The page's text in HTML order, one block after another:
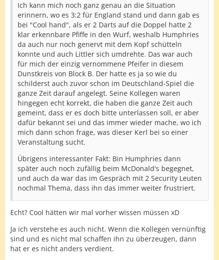
Ich kann mich noch ganz genau an die Situation
erinnern, wo es 3:2 für England stand und dann gab es
bei "Cool hand", als er 2 Darts auf die Doppel hatte 2
klar erkennbare Pfiffe in den Wurf, weshalb Humphries
da auch nur noch genervt mit dem Kopf schütteln
konnte und auch Littler sich umdrehte. Das war auch
für mich der einzig vernommene Pfeifer in diesem
Dunstkreis von Block B. Der hatte es ja so wie du
schilderst auch zuvor schon im Deutschland-Spiel die
ganze Zeit darauf angelegt. Seine Kollegen waren
hingegen echt korrekt, die haben die ganze Zeit auch
gemeint, dass er es doch bitte unterlassen soll, er aber
dafür bekannt sei und das immer wieder mache, wo ich
mich dann schon frage, was dieser Kerl bei so einer
Veranstaltung sucht.
Übrigens interessanter Fakt: Bin Humphries dann
später auch noch zufällig beim McDonald's begegnet,
und auch da war das im Gespräch mit 2 Security Leuten
nochmal Thema, dass ihn das immer weiter frustriert.
Echt? Cool hätten wir mal vorher wissen müssen xD
Ja ich verstehe es auch nicht. Wenn die Kollegen vernünftig
sind und es nicht mal schaffen ihn zu überzeugen, dann
hat er es nicht anders verdient.